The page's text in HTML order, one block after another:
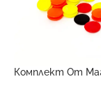
Комплект От